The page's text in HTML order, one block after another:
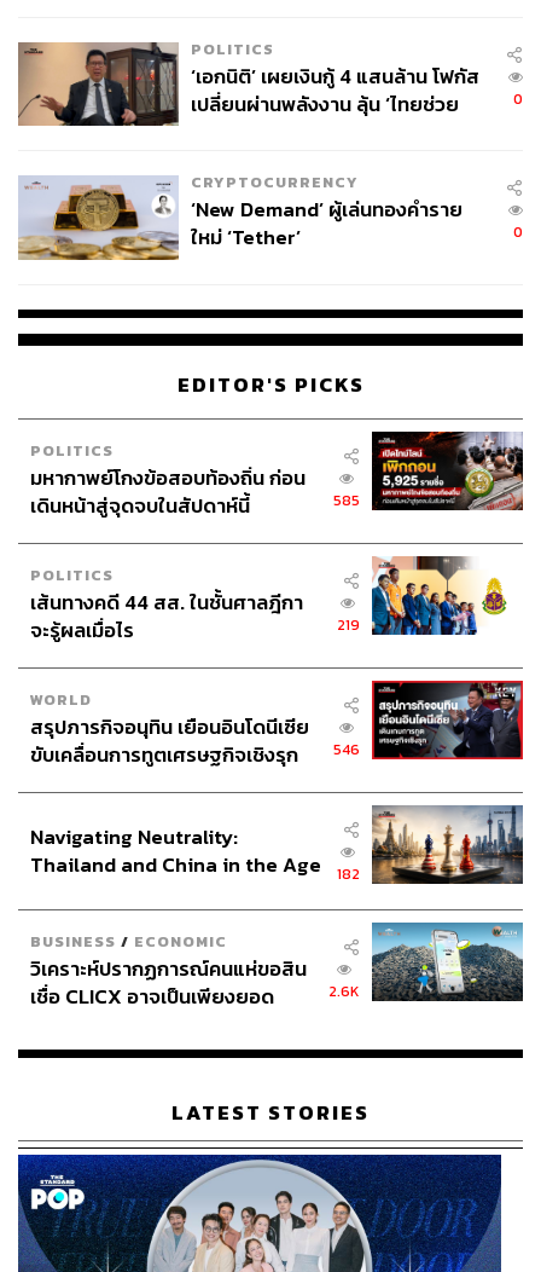
POLITICS
‘เอกนิติ’ เผยเงินกู้ 4 แสนล้าน โฟกัส
เปลี่ยนผ่านพลังงาน ลุ้น ‘ไทยช่วย
0
CRYPTOCURRENCY
‘New Demand’ ผู้เล่นทองคำราย
ใหม่ ‘Tether’
0
EDITOR'S PICKS
POLITICS
มหากาพย์โกงข้อสอบท้องถิ่น ก่อน
เดินหน้าสู่จุดจบในสัปดาห์นี้
585
POLITICS
เส้นทางคดี 44 สส. ในชั้นศาลฎีกา
จะรู้ผลเมื่อไร
219
WORLD
สรุปภารกิจอนุทิน เยือนอินโดนีเซีย
ขับเคลื่อนการทูตเศรษฐกิจเชิงรุก
546
Navigating Neutrality:
Thailand and China in the Age
182
BUSINESS / ECONOMIC
วิเคราะห์ปรากฏการณ์คนแห่ขอสิน
เชื่อ CLICX อาจเป็นเพียงยอด
เรือนไทยที่ถูกซุกไว้
2.6K
LATEST STORIES